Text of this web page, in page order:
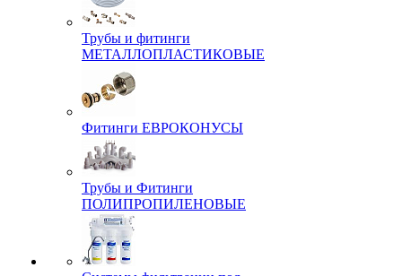
Трубы и фитинги
МЕТАЛЛОПЛАСТИКОВЫЕ
Фитинги ЕВРОКОНУСЫ
Трубы и Фитинги
ПОЛИПРОПИЛЕНОВЫЕ